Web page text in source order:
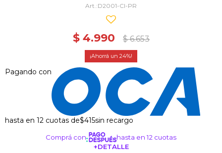
D2001-CI-PR
$ 4.990 $ 6.653
24
Pagando con
hasta en 12 cuotas de$415sin recargo
Comprá con
hasta en 12 cuotas
+DETALLE